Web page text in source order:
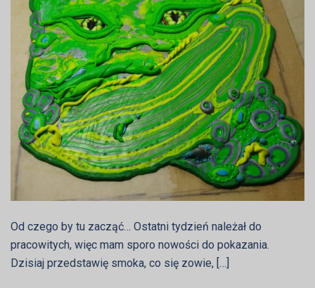
Od czego by tu zacząć… Ostatni tydzień należał do
pracowitych, więc mam sporo nowości do pokazania.
Dzisiaj przedstawię smoka, co się zowie, […]